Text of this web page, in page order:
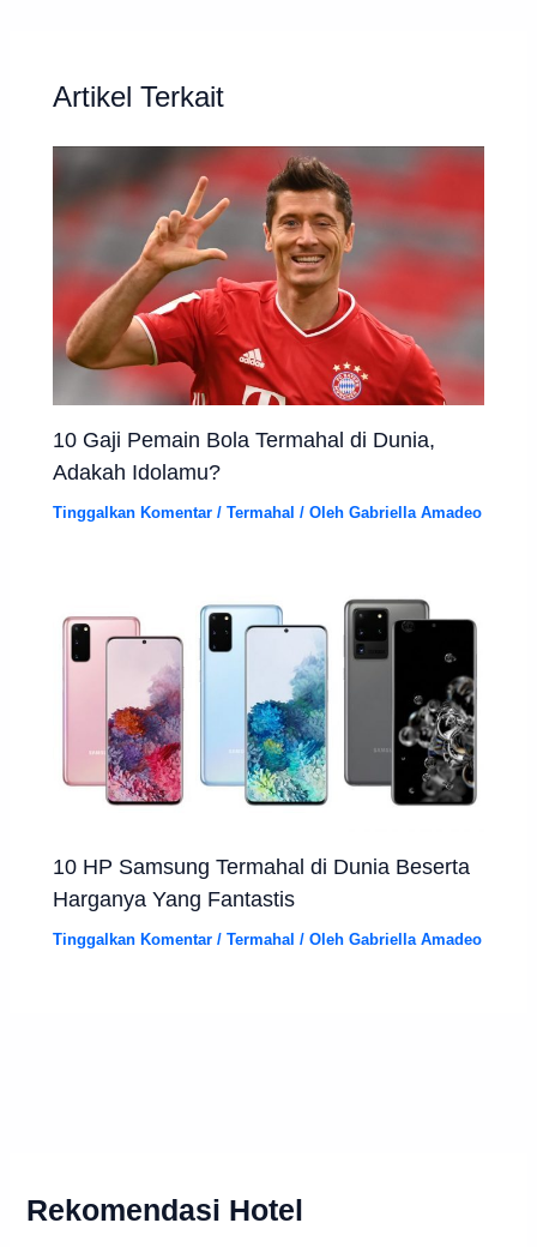
Artikel Terkait
10 Gaji Pemain Bola Termahal di Dunia,
Adakah Idolamu?
Tinggalkan Komentar /Termahal / OlehGabriella Amadeo
10 HP Samsung Termahal di Dunia Beserta
Harganya Yang Fantastis
Tinggalkan Komentar /Termahal / OlehGabriella Amadeo
Rekomendasi Hotel